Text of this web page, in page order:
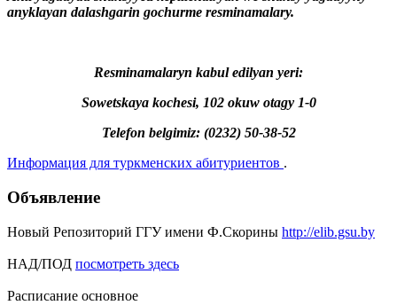
anyklayan dalashgarin gochurme resminamalary.
Resminamalaryn kabul edilyan yeri:
Sowetskaya kochesi, 102 okuw otagy 1-0
Telefon belgimiz: (0232) 50-38-52
Информация для туркменских абитуриентов .
Объявление
Новый Репозиторий ГГУ имени Ф.Скорины http://elib.gsu.by
НАД/ПОД посмотреть здесь
Расписание основное